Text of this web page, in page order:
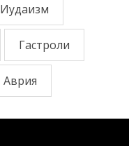
Иудаизм
Гастроли
Аврия